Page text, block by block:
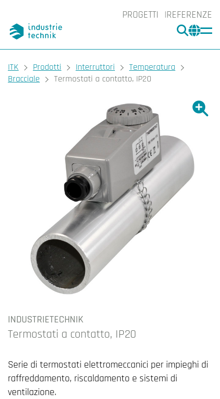
PROGETTI REFERENZE
CERCA
You are here:
ITK Prodotti Interruttori
Temperatura
Bracciale
Termostati a contatto, IP20
INDUSTRIETECHNIK
Termostati a contatto, IP20
Serie di termostati elettromeccanici per impieghi di
raffreddamento, riscaldamento e sistemi di
ventilazione.